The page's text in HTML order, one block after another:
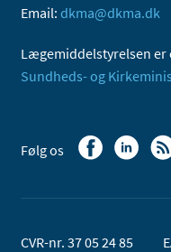
Email: dkma@dkma.dk
Lægemiddelstyrelsen er
Sundheds- og
Følg os
CVR-nr. 37 05 24 85